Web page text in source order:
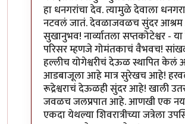
हा धनगरांचा देव. त्यामुळे देवाला
नटवलं जातं. देवळाजवळच सुंदर
सुखानुभव! नार्व्यातला सप्तकोटेश्वर -
परिसर म्हणजे गोमंतकाचं वैभवच!
हल्लीच योगेश्वरीचं देऊळ स्थापित
आडबाजूला आहे मात्र सुरेखच आहे!
रूद्रेश्वराचं देऊळही सुंदर आहे! खाली
जवळच जलप्रपात आहे. आणखी एक
एकदा येथल्या शिवरात्रीच्या जत्रेला